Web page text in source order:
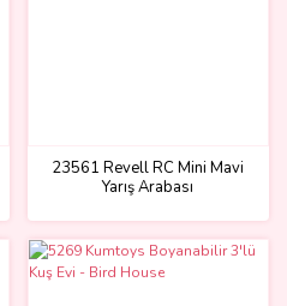
23561 Revell RC Mini Mavi
Yarış Arabası